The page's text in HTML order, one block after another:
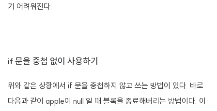
기 어려워진다.
if 문을 중첩 없이 사용하기
위와 같은 상황에서 if 문을 중첩하지 않고 쓰는 방법이 있다. 바로
다음과 같이 apple이 null 일 때 블록을 종료해버리는 방법이다. 이